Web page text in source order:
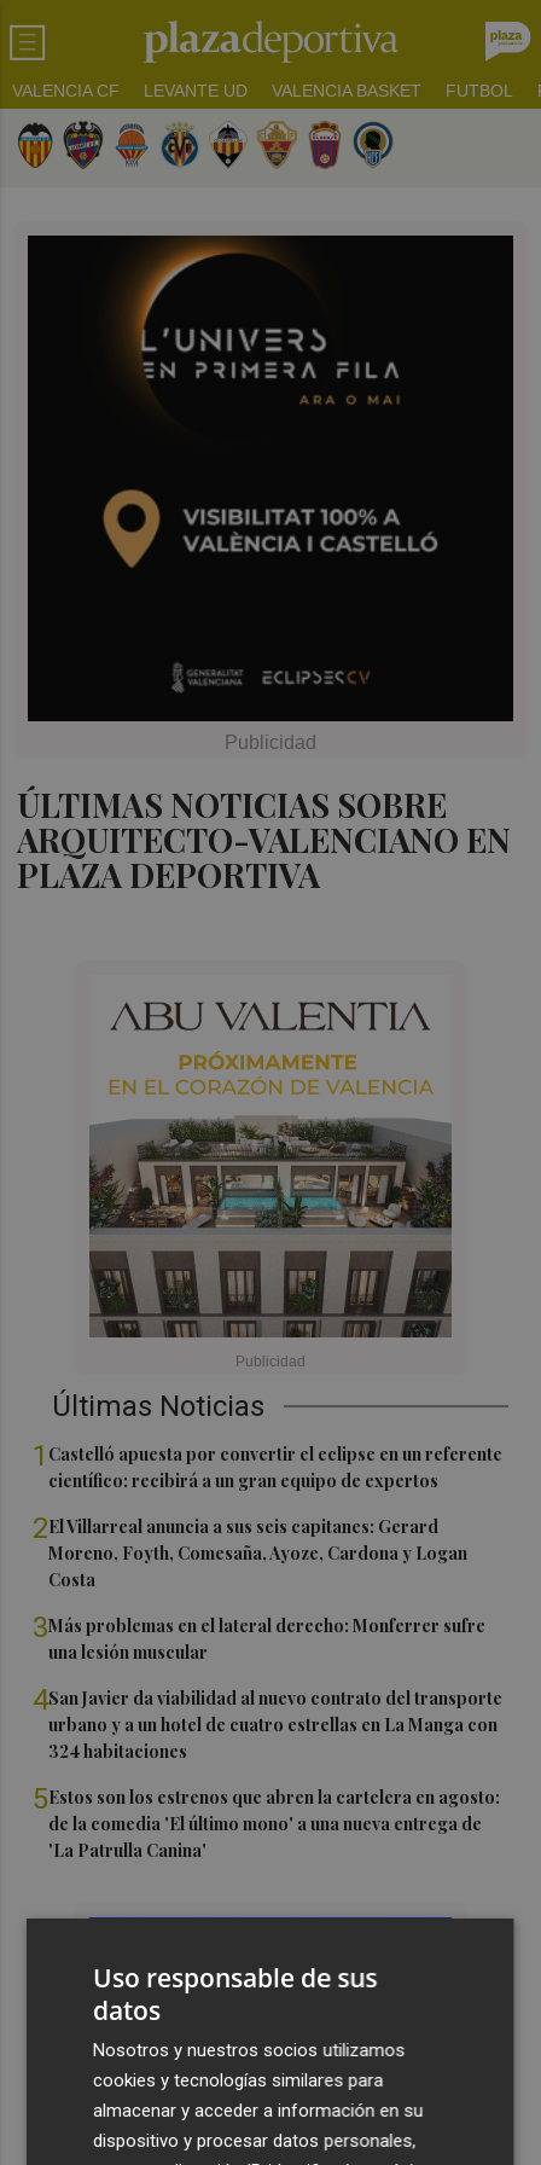
VALENCIA CF LEVANTE UD VALENCIA BASKET FUTBOL
ÚLTIMAS NOTICIAS SOBRE
ARQUITECTO-VALENCIANO EN
PLAZA DEPORTIVA
Últimas Noticias
1 Castelló apuesta por convertir el eclipse en un referente
científico: recibirá a un gran equipo de expertos
2El Villarreal anuncia a sus seis capitanes: Gerard
Moreno, Foyth, Comesaña, Ayoze, Cardona y Logan
Costa
3Más problemas en el lateral derecho: Monferrer sufre
una lesión muscular
4San Javier da viabilidad al nuevo contrato del transporte
urbano y a un hotel de cuatro estrellas en La Manga con
324 habitaciones
5Estos son los estrenos que abren la cartelera en agosto:
de la comedia 'El último mono' a una nueva entrega de
'La Patrulla Canina'
Uso responsable de sus
datos
Nosotros y nuestros socios utilizamos
cookies y tecnologías similares para
almacenar y acceder a información en su
dispositivo y procesar datos personales,